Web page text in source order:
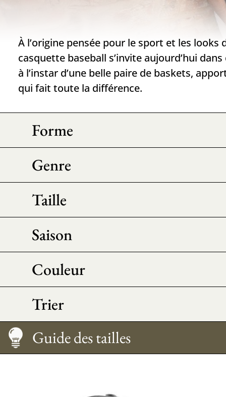
À l’origine pensée pour le sport et les looks
casquette baseball s’invite aujourd’hui
à l’instar d’une belle paire de baskets,
qui fait toute la différence.
Forme
Genre
Taille
Saison
Couleur
Trier
Entretien
Guide des tailles